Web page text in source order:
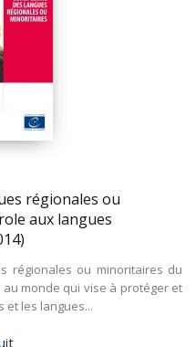
régionales ou
aux langues
régionales ou minoritaires du
au monde qui vise à protéger et
et les langues...